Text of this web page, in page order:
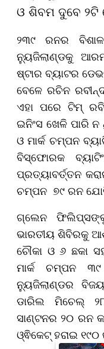
ଓ ଶିବମ ଦୁବେ ୨ଟି
୨୩୯ ରନର
ନ୍ୟୁଜିଲାଣ୍ଡକୁ
ଷ୍ଟାର ବ୍ୟାଟର
ବେଳେ ରଚିନ
ଏହା ପରେ ଟିମ୍
ଇନିଂସ ଖେଳି ପାରି
ଓ ମାର୍କ ଚମ୍ପନ
ବିସ୍ଫୋରକ
ପ୍ରତ୍ୟାବର୍ତ୍ତନ
ଚମ୍ପନ ୭୯ ରନ
ଗ୍ଲେନ
ଭାରତୀୟ ଶିବିରକୁ
ଚୌକା ଓ ୬ ଛକା
ମାର୍କ ଚମ୍ପନ
ନ୍ୟୁଜିଲାଣ୍ଡର
ଡାରିଲ ମିଚେଲ୍
ସାଣ୍ଟନର ୨୦ ରନ
ଓ୍ଵିକେଟ୍ ହରାଇ